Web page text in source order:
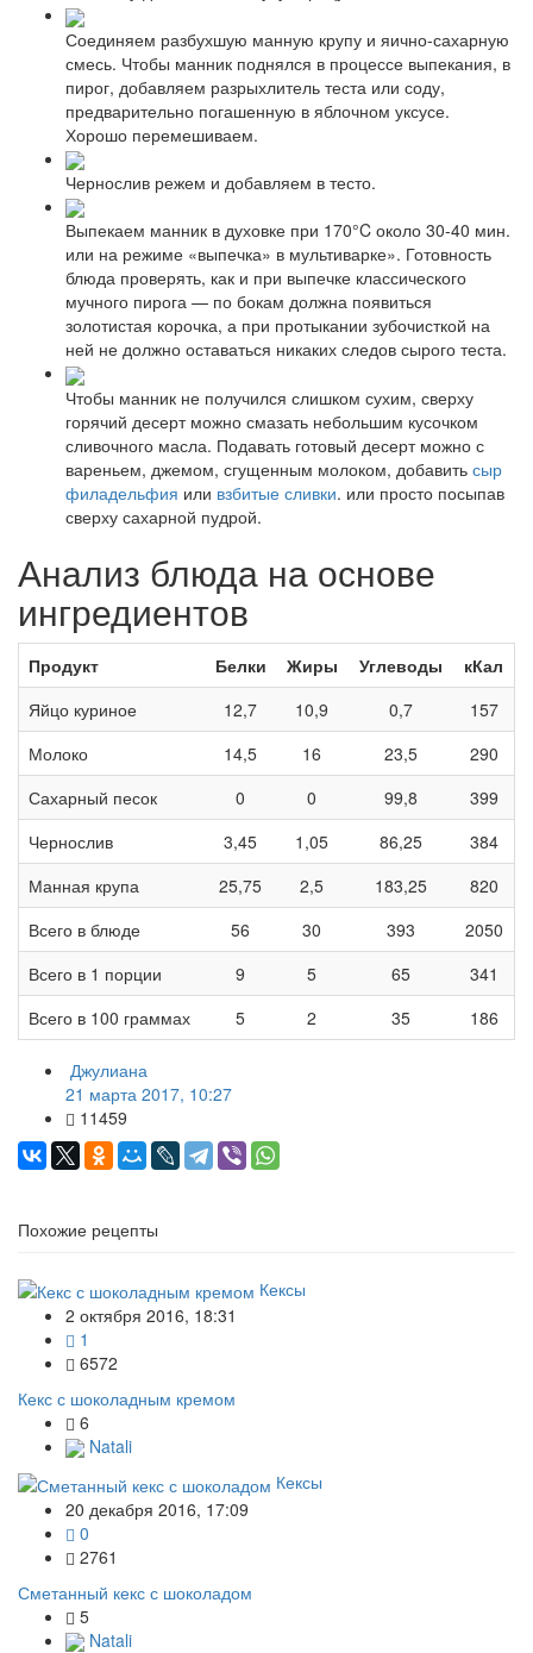
Соединяем разбухшую манную крупу и яично-сахарную
смесь. Чтобы манник поднялся в процессе выпекания, в
пирог, добавляем разрыхлитель теста или соду,
предварительно погашенную в яблочном уксусе.
Хорошо перемешиваем.
Чернослив режем и добавляем в тесто.
Выпекаем манник в духовке при 170°C около 30-40 мин.
или на режиме «выпечка» в мультиварке». Готовность
блюда проверять, как и при выпечке классического
мучного пирога — по бокам должна появиться
золотистая корочка, а при протыкании зубочисткой на
ней не должно оставаться никаких следов сырого теста.
Чтобы манник не получился слишком сухим, сверху
горячий десерт можно смазать небольшим кусочком
сливочного масла. Подавать готовый десерт можно с
вареньем, джемом, сгущенным молоком, добавить сыр
филадельфия или взбитые сливки. или просто посыпав
сверху сахарной пудрой.
Анализ блюда на основе
ингредиентов
Продукт Белки Жиры Углеводы
кКал
Яйцо куриное
12,7 10,9 0,7
157
Молоко
14,5 16 23,5
290
Сахарный песок
0 0 99,8
399
Чернослив
3,45 1,05 86,25
384
Манная крупа
25,75 2,5 183,25
820
Всего в блюде
56 30 393
2050
Всего в 1 порции
9 5 65
341
Всего в 100 граммах
5 2 35 186
Джулиана
21 марта 2017, 10:27
11459
Похожие рецепты
Кексы
2 октября 2016, 18:31
1
6572
Кекс с шоколадным кремом
6
Natali
Кексы
20 декабря 2016, 17:09
0
2761
Сметанный кекс с шоколадом
5
Natali